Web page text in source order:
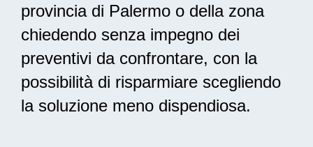
provincia di Palermo o della zona
chiedendo senza impegno dei
preventivi da confrontare, con la
possibilità di risparmiare scegliendo
la soluzione meno dispendiosa.